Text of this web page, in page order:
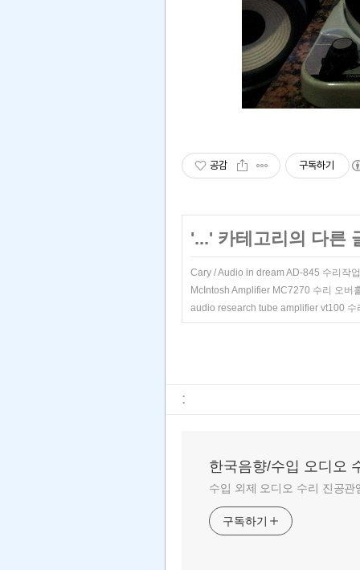
공감 구독하기
'...' 카테고리의 다른
Cary / Audio in dream AD-845 수리작
McIntosh Amplifier MC7270 수리 오버
audio research tube amplifier vt100 수
:
한국음향/수입 오디오
수입 외제 오디오 수리 진공
구독하기